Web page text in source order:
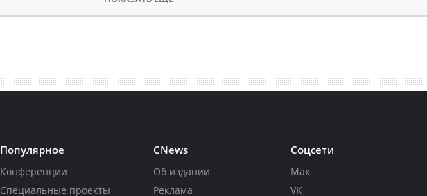
Популярное
Конференции
Специальные проекты
CNews
Об издании
Реклама
Соцсети
Max
VK